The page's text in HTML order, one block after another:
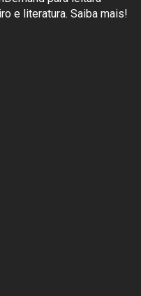
e literatura. Saiba mais!